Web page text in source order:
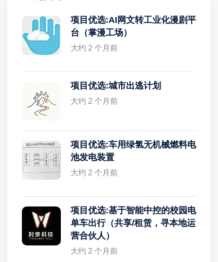
项目优选:AI网文转工业化漫剧平
台（掌漫工场）
大约 2 个月前
项目优选:城市出逃计划
大约 2 个月前
项目优选:车用绿氢无机械燃料电
池发电装置
大约 2 个月前
项目优选:基于智能中控的校园电
单车出行（共享/租赁，寻本地运
营合伙人）
大约 2 个月前